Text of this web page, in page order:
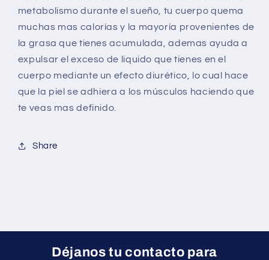
metabolismo durante el sueño, tu cuerpo quema
muchas mas calorías y la mayoría provenientes de
la grasa que tienes acumulada, ademas ayuda a
expulsar el exceso de liquido que tienes en el
cuerpo mediante un efecto diurético, lo cual hace
que la piel se adhiera a los músculos haciendo que
te veas mas definido.
Share
Déjanos tu contacto para